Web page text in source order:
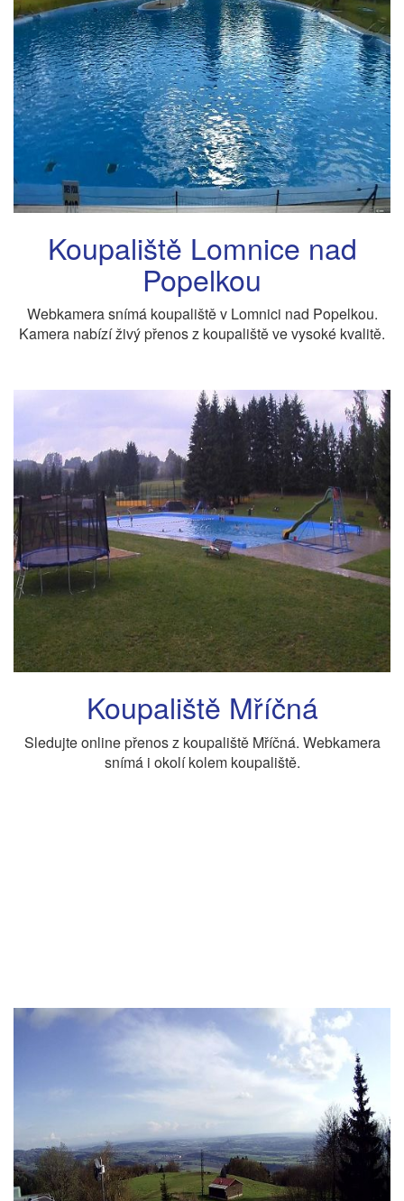
Koupaliště Lomnice nad
Popelkou
Webkamera snímá koupaliště v Lomnici nad Popelkou.
Kamera nabízí živý přenos z koupaliště ve vysoké kvalitě.
Koupaliště Mříčná
Sledujte online přenos z koupaliště Mříčná. Webkamera
snímá i okolí kolem koupaliště.